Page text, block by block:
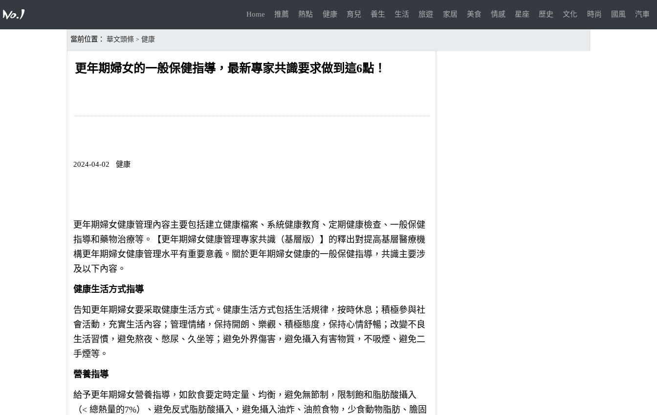
Home 推薦 熱點 健康 育兒 養生 生活 旅遊 家居 美食 情感 星座 歷史 文化 時尚 國風 汽車
當前位置： 華文頭條 > 健康
更年期婦女的一般保健指導，最新專家共識要求做到這6點！
2024-04-02 健康
更年期婦女健康管理內容主要包括建立健康檔案、系統健康教育、定期健康檢查、一般保健
指導和藥物治療等。【更年期婦女健康管理專家共識（基層版）】的釋出對提高基層醫療機
構更年期婦女健康管理水平有重要意義。關於更年期婦女健康的一般保健指導，共識主要涉
及以下內容。
健康生活方式指導
告知更年期婦女要采取健康生活方式。健康生活方式包括生活規律，按時休息；積極參與社
會活動，充實生活內容；管理情緒，保持開朗、樂觀、積極態度，保持心情舒暢；改變不良
生活習慣，避免熬夜、憋尿、久坐等；避免外界傷害，避免攝入有害物質，不吸煙、避免二
手煙等。
營養指導
給予更年期婦女營養指導，如飲食要定時定量、均衡，避免無節制，限制飽和脂肪酸攝入
（< 總熱量的7%）、避免反式脂肪酸攝入，避免攝入油炸、油煎食物，少食動物脂肪、膽固